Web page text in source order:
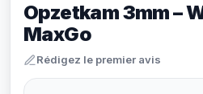
Opzetkam 3mm –
MaxGo
Rédigez le premier avis